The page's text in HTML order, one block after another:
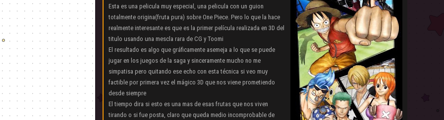
Esta es una pelicula muy especial, una pelicula con un guion
totalmente origina(fruta pura) sobre One Piece. Pero lo que la hace
realmente interesante es que es la primer película realizada en 3D del
titulo usando una mescla rara de CG y Toomi
El resultado es algo que gráficamente asemeja a lo que se puede
jugar en los juegos de la saga y sinceramente mucho no me
simpatisa pero quitando ese echo con esta técnica si veo muy
factible por primera vez el mágico 3D que nos viene prometiendo
desde siempre
El tiempo dira si esto es una mas de esas frutas que nos viven
tirando o si fue posta, claro que queda medio incomprobable de